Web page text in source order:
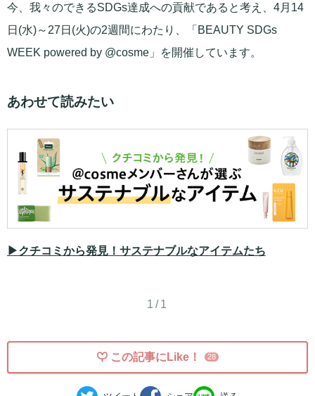
今、我々のできるSDGs達成への貢献であると考え、4月14
日(水)～27日(火)の2週間にわたり、「BEAUTY SDGs
WEEK powered by @cosme」を開催しています。
あわせて読みたい
▶クチコミから発見！サステナブルなアイテムたち
1/1
この記事にLike！ 28